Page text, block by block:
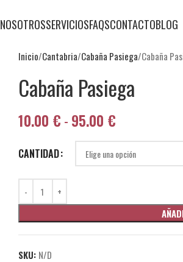
NOSOTROSSERVICIOSFAQSCONTACTOBLOG
Inicio Cantabria Cabaña Pasiega Cabaña
Cabaña Pasiega
10.00 € - 95.00 €
CANTIDAD
SKU: N/D